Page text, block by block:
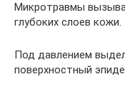
Микротравмы
глубоких слоев кожи.
Под давлением
поверхностный